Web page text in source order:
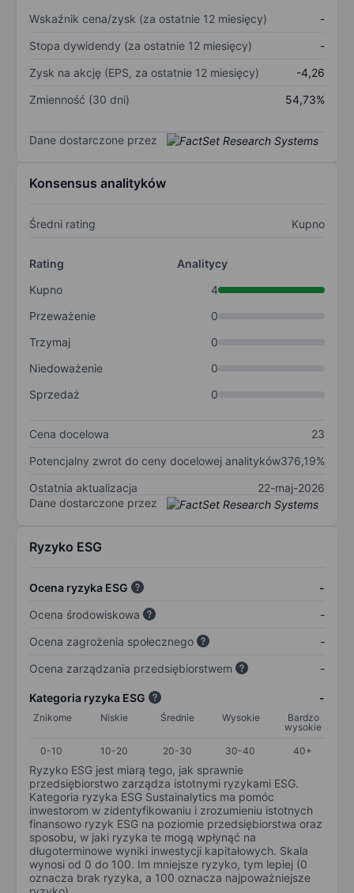
Wskaźnik cena/zysk (za ostatnie 12 miesięcy)
-
Stopa dywidendy (za ostatnie 12 miesięcy)
-
Zysk na akcję (EPS, za ostatnie 12 miesięcy)
-4,26
Zmienność (30 dni)
54,73%
Dane dostarczone przez
Konsensus analityków
Średni rating Kupno
Rating
Analitycy
Kupno
4
Przeważenie
0
Trzymaj
0
Niedoważenie
0
Sprzedaż
0
Cena docelowa
23
Potencjalny zwrot do ceny docelowej analityków376,19%
Ostatnia aktualizacja
22-maj-2026
Dane dostarczone przez
Ryzyko ESG
Ocena ryzyka ESG
-
Ocena środowiskowa
-
Ocena zagrożenia społecznego
-
Ocena zarządzania przedsiębiorstwem
-
Kategoria ryzyka ESG -
Znikome Niskie Średnie Wysokie
Bardzo
wysokie
0-10
10-20 20-30 30-40 40+
Ryzyko ESG jest miarą tego, jak sprawnie
przedsiębiorstwo zarządza istotnymi ryzykami ESG.
Kategoria ryzyka ESG Sustainalytics ma pomóc
inwestorom w zidentyfikowaniu i zrozumieniu istotnych
finansowo ryzyk ESG na poziomie przedsiębiorstwa oraz
sposobu, w jaki ryzyka te mogą wpłynąć na
długoterminowe wyniki inwestycji kapitałowych. Skala
wynosi od 0 do 100. Im mniejsze ryzyko, tym lepiej (0
oznacza brak ryzyka, a 100 oznacza najpoważniejsze